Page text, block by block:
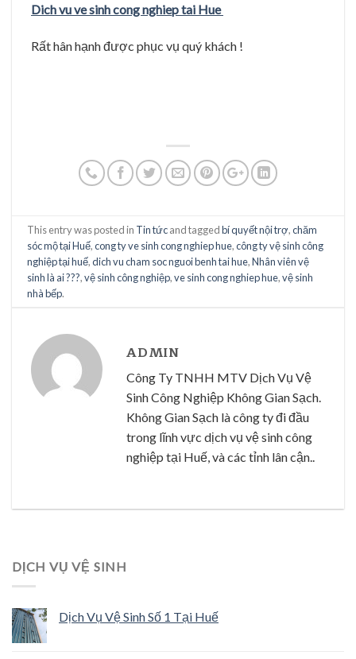
Dich vu ve sinh cong nghiep tai Hue
Rất hân hạnh được phục vụ quý khách !
This entry was posted in Tin tứcand taggedbí quyết nội trợ,chăm
sóc mộ tại Huế,cong ty ve sinh cong nghiep hue,công ty vệ sinh công
nghiệp tại huế,dich vu cham soc nguoi benh tai hue,Nhân viên vệ
sinh là ai ???,vệ sinh công nghiệp,ve sinh cong nghiep hue,vệ sinh
nhà bếp.
ADMIN
Công Ty TNHH MTV Dịch Vụ Vệ
Sinh Công Nghiệp Không Gian Sạch.
Không Gian Sạch là công ty đi đầu
trong lĩnh vực dịch vụ vệ sinh công
nghiệp tại Huế, và các tỉnh lân cận..
DỊCH VỤ VỆ SINH
Dịch Vụ Vệ Sinh Số 1 Tại Huế